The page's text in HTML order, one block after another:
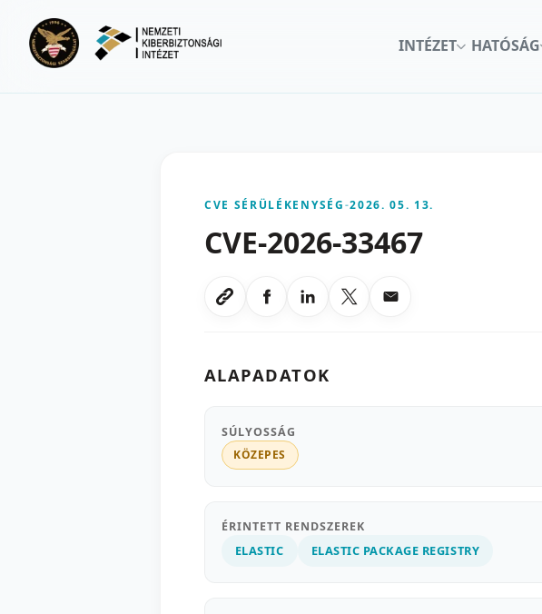
INTÉZET
HATÓSÁG
CVE SÉRÜLÉKENYSÉG-2026. 05. 13.
CVE-2026-33467
Link masolasa
Megosztas Facebookon
Megosztas LinkedInen
Megosztas X-en
Megosztas emailben
ALAPADATOK
SÚLYOSSÁG
KÖZEPES
ÉRINTETT RENDSZEREK
ELASTIC ELASTIC PACKAGE REGISTRY